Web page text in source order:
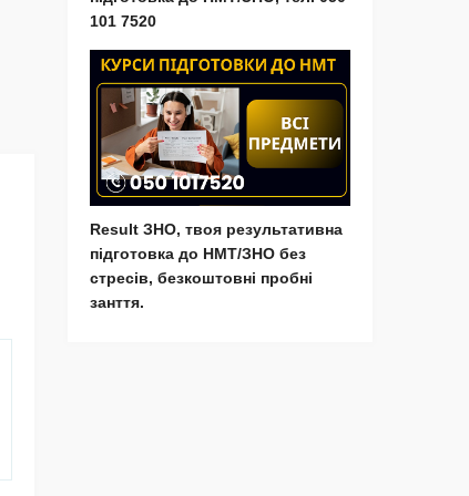
101 7520
Result ЗНО, твоя результативна
підготовка до НМТ/ЗНО без
стресів, безкоштовні пробні
занття.